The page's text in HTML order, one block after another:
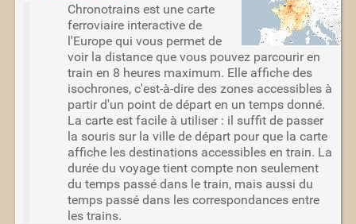
Chronotrains est une carte
ferroviaire interactive de
l'Europe qui vous permet de
voir la distance que vous pouvez parcourir en
train en 8 heures maximum. Elle affiche des
isochrones, c'est-à-dire des zones accessibles à
partir d'un point de départ en un temps donné.
La carte est facile à utiliser : il suffit de passer
la souris sur la ville de départ pour que la carte
affiche les destinations accessibles en train. La
durée du voyage tient compte non seulement
du temps passé dans le train, mais aussi du
temps passé dans les correspondances entre
les trains.